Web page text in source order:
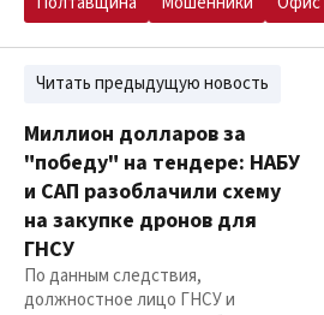
Читать предыдущую новость
Миллион долларов за
"победу" на тендере: НАБУ
и САП разоблачили схему
на закупке дронов для
ГНСУ
По данным следствия,
должностное лицо ГНСУ и